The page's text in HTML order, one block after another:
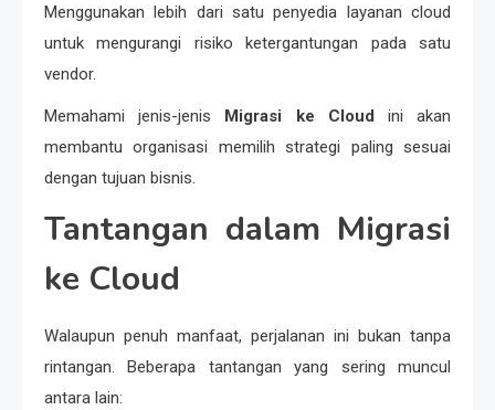
Menggunakan lebih dari satu penyedia layanan cloud
untuk mengurangi risiko ketergantungan pada satu
vendor.
Memahami jenis-jenis Migrasi ke Cloud ini akan
membantu organisasi memilih strategi paling sesuai
dengan tujuan bisnis.
Tantangan dalam Migrasi
ke Cloud
Walaupun penuh manfaat, perjalanan ini bukan tanpa
rintangan. Beberapa tantangan yang sering muncul
antara lain: